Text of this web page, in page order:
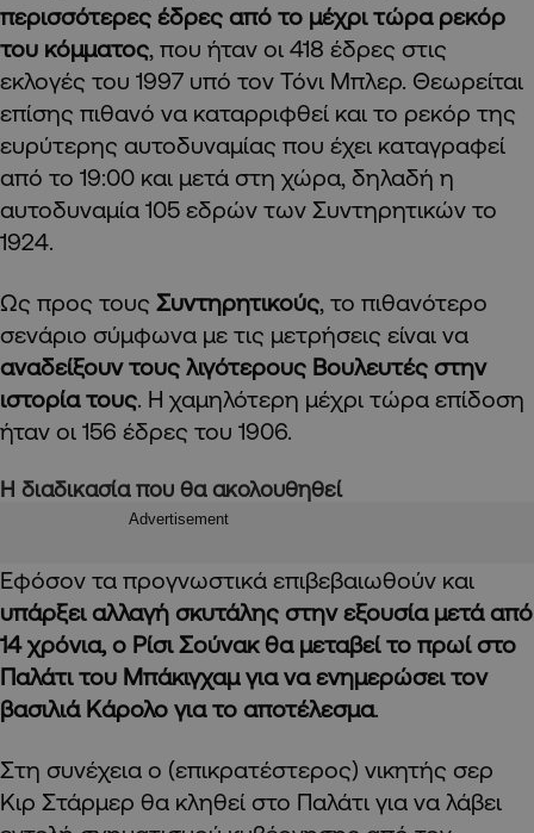
περισσότερες έδρες από το μέχρι τώρα ρεκόρ
του κόμματος, που ήταν οι 418 έδρες στις
εκλογές του 1997 υπό τον Τόνι Μπλερ. Θεωρείται
επίσης πιθανό να καταρριφθεί και το ρεκόρ της
ευρύτερης αυτοδυναμίας που έχει καταγραφεί
από το 19:00 και μετά στη χώρα, δηλαδή η
αυτοδυναμία 105 εδρών των Συντηρητικών το
1924.
Ως προς τους Συντηρητικούς, το πιθανότερο
σενάριο σύμφωνα με τις μετρήσεις είναι να
αναδείξουν τους λιγότερους Βουλευτές στην
ιστορία τους. Η χαμηλότερη μέχρι τώρα επίδοση
ήταν οι 156 έδρες του 1906.
Η διαδικασία που θα ακολουθηθεί
Advertisement
Εφόσον τα προγνωστικά επιβεβαιωθούν και
υπάρξει αλλαγή σκυτάλης στην εξουσία μετά από
14 χρόνια, ο Ρίσι Σούνακ θα μεταβεί το πρωί στο
Παλάτι του Μπάκιγχαμ για να ενημερώσει τον
βασιλιά Κάρολο για το αποτέλεσμα.
Στη συνέχεια ο (επικρατέστερος) νικητής σερ
Κιρ Στάρμερ θα κληθεί στο Παλάτι για να λάβει